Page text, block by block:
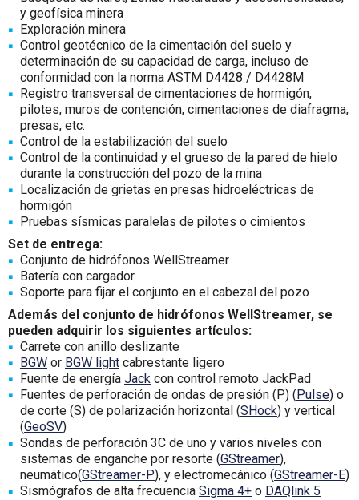
y geofísica minera
Exploración minera
Control geotécnico de la cimentación del suelo y
determinación de su capacidad de carga, incluso de
conformidad con la norma ASTM D4428 / D4428M
Registro transversal de cimentaciones de hormigón,
pilotes, muros de contención, cimentaciones de diafragma,
presas, etc.
Control de la estabilización del suelo
Control de la continuidad y el grueso de la pared de hielo
durante la construcción del pozo de la mina
Localización de grietas en presas hidroeléctricas de
hormigón
Pruebas sísmicas paralelas de pilotes o cimientos
Set de entrega:
Conjunto de hidrófonos WellStreamer
Batería con cargador
Soporte para fijar el conjunto en el cabezal del pozo
Además del conjunto de hidrófonos WellStreamer, se
pueden adquirir los siguientes artículos:
Carrete con anillo deslizante
BGW or BGW light cabrestante ligero
Fuente de energía Jack con control remoto JackPad
Fuentes de perforación de ondas de presión (P) (Pulse) o
de corte (S) de polarización horizontal (SHock) y vertical
(GeoSV)
Sondas de perforación 3C de uno y varios niveles con
sistemas de enganche por resorte (GStreamer),
neumático(GStreamer-P), y electromecánico (GStreamer-E)
Sismógrafos de alta frecuencia Sigma 4+ o DAQlink 5